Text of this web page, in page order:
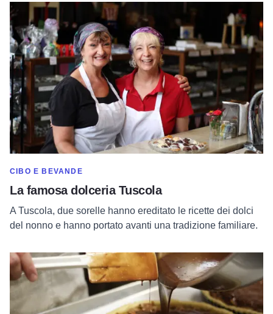
MOSTRA DI PIÙ NELLA CATEGORIA DI
CIBO E BEVANDE
La famosa dolceria Tuscola
A Tuscola, due sorelle hanno ereditato le ricette dei dolci
del nonno e hanno portato avanti una tradizione familiare.
Per saperne di più su Tuscola's Famous Candy Kitchen
Leggi tutto su Panificio artigianale incredibilmente delizioso